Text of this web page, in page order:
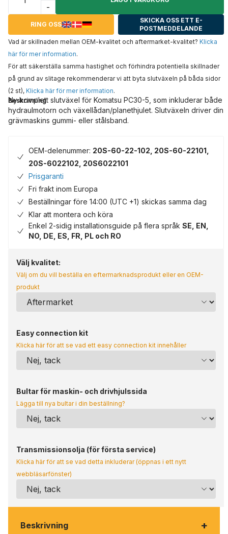
-
RING OSS
SKICKA OSS ETT E-
POSTMEDDELANDE
Vad är skillnaden mellan OEM-kvalitet och aftermarket-kvalitet? Klicka
här för mer information.
För att säkerställa samma hastighet och förhindra potentiella skillnader
på grund av slitage rekommenderar vi att byta slutväxeln på båda sidor
(2 st), Klicka här för mer information.
Beskrivning
Ny komplett slutväxel för Komatsu PC30-5, som inkluderar både
hydraulmotorn och växellådan/planethjulet. Slutväxeln driver din
grävmaskins gummi- eller stålsband.
OEM-delenummer: 20S-60-22-102, 20S-60-22101,
20S-6022102, 20S6022101
Prisgaranti
Fri frakt inom Europa
Beställningar före 14:00 (UTC +1) skickas samma dag
Klar att montera och köra
Enkel 2-sidig installationsguide på flera språk SE, EN,
NO, DE, ES, FR, PL och RO
Välj kvalitet:
Välj om du vill beställa en eftermarknadsprodukt eller en OEM-
produkt
Easy connection kit
Klicka här för att se vad ett easy connection kit innehåller
Bultar för maskin- och drivhjulssida
Lägga till nya bultar i din beställning?
Transmissionsolja (för första service)
Klicka här för att se vad detta inkluderar (öppnas i ett nytt
webbläsarfönster)
Beskrivning +